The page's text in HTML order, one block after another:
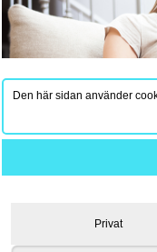
Den här sidan använder
Privat